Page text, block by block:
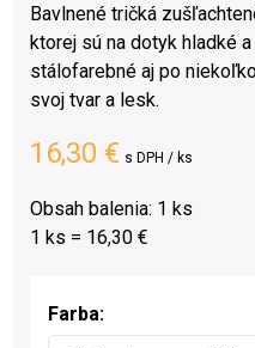
Bavlnené tričká
ktorej sú na dotyk hladké
stálofarebné aj po
svoj tvar a lesk.
16,30 € s DPH / ks
Obsah balenia: 1 ks
1 ks = 16,30 €
Farba: